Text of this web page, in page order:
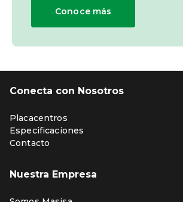
Conoce más
Conecta con Nosotros
Placacentros
Especificaciones
Contacto
Nuestra Empresa